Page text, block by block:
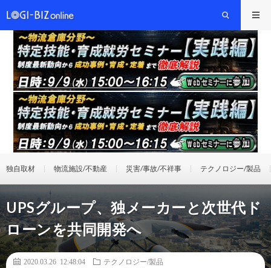
独自取材 物流施設/不動産 災害/事故/不祥事 テクノロジー/製品
UPSグループ、独メーカーと次世代ド
ローンを共同開発へ
2020.03.26 12:48:04
テクノロジー/製品